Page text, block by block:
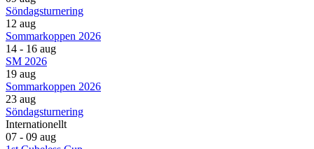
Söndagsturnering
12 aug
Sommarkoppen 2026
14 - 16 aug
SM 2026
19 aug
Sommarkoppen 2026
23 aug
Söndagsturnering
Internationellt
07 - 09 aug